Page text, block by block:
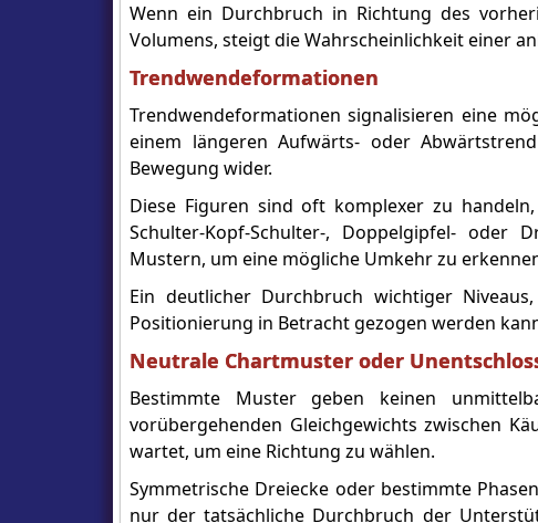
Wenn ein Durchbruch in Richtung des
Volumens, steigt die Wahrscheinlichkeit einer
Trendwendeformationen
Trendwendeformationen signalisieren eine
einem längeren Aufwärts- oder
Bewegung wider.
Diese Figuren sind oft komplexer zu
Schulter-Kopf-Schulter-, Doppelgipfel- oder
Mustern, um eine mögliche Umkehr zu
Ein deutlicher Durchbruch wichtiger
Positionierung in Betracht gezogen werden
Neutrale Chartmuster oder
Bestimmte Muster geben keinen
vorübergehenden Gleichgewichts zwischen
wartet, um eine Richtung zu wählen.
Symmetrische Dreiecke oder bestimmte
nur der tatsächliche Durchbruch der